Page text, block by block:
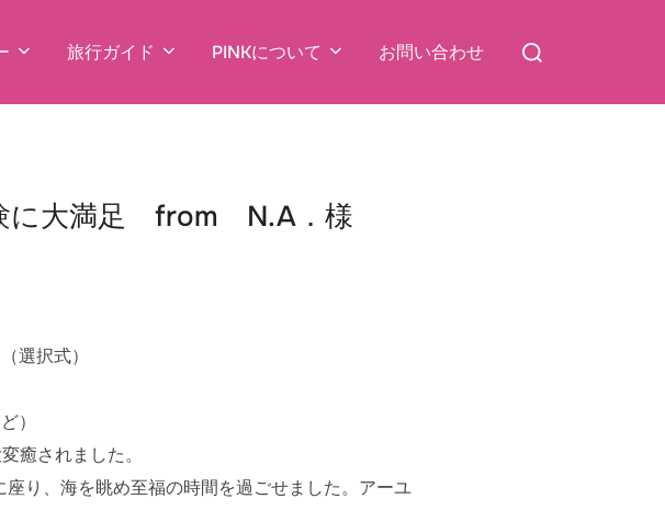
旅行ガイド PINKについて お問い合わせ
対
に大満足 from N.A．様
選択式）
）
癒されました。
り、海を眺め至福の時間を過ごせました。アーユ